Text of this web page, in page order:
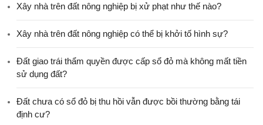
Xây nhà trên đất nông nghiệp bị xử phạt như thế nào?
Xây nhà trên đất nông nghiệp có thể bị khởi tố hình sự?
Đất giao trái thẩm quyền được cấp sổ đỏ mà không mất tiền
sử dụng đất?
Đất chưa có sổ đỏ bị thu hồi vẫn được bồi thường bằng tái
định cư?